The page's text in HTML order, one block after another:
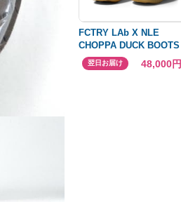
FCTRY LAb X NLE
CHOPPA DUCK BOOTS
翌日お届け 48,000円